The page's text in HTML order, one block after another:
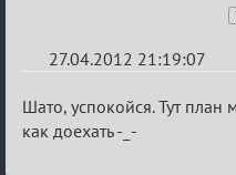
27.04.2012 21:19:07
Re:
План
Шато, успокойся. Тут план
как доехать -_-